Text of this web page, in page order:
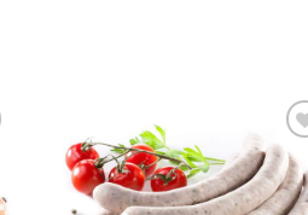
Dodaj do